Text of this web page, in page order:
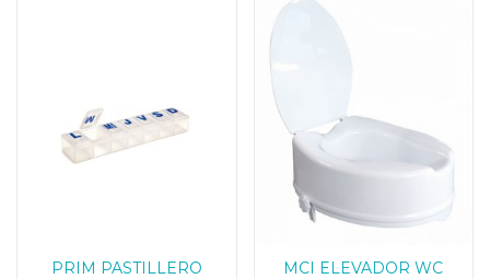
PRIM PASTILLERO
MCI ELEVADOR WC